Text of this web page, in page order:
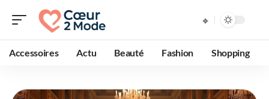
Accessoires Actu Beauté Fashion Shopping